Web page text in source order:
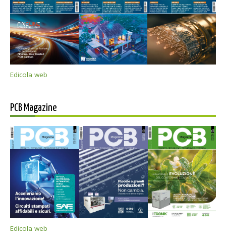
Edicola web
PCB Magazine
Edicola web